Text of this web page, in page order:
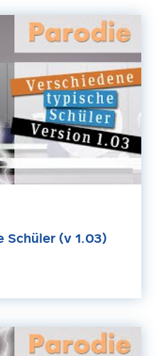
Schüler (v 1.03)